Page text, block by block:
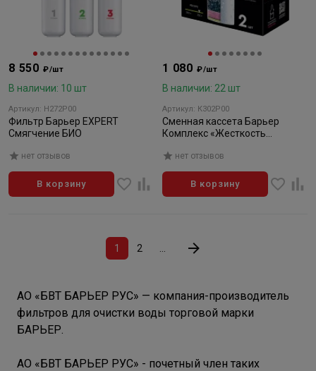
8 550 ₽/шт
В наличии: 10 шт
Артикул: Н272Р00
Фильтр Барьер EXPERT
Смягчение БИО
нет отзывов
В корзину
1 080 ₽/шт
В наличии: 22 шт
Артикул: К302Р00
Сменная кассета Барьер
Комплекс «Жесткость
нет отзывов
В корзину
1 2
АО «БВТ БАРЬЕР РУС» — компания-производитель
фильтров для очистки воды торговой марки
БАРЬЕР.
АО «БВТ БАРЬЕР РУС» - почетный член таких